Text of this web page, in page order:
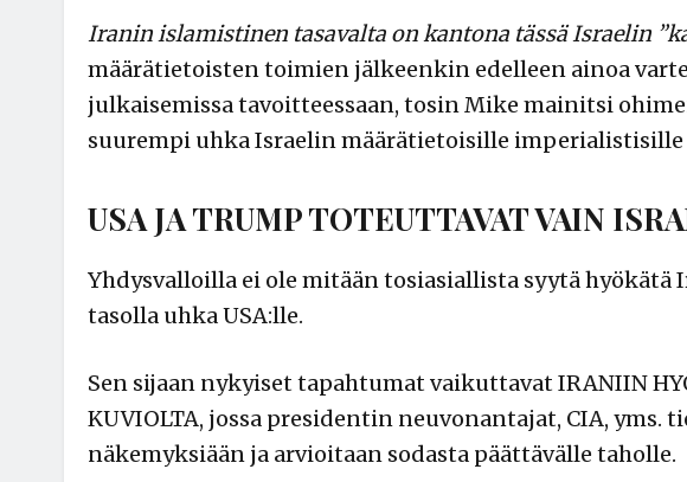
Iranin islamistinen tasavalta on kantona tässä Israelin
määrätietoisten toimien jälkeenkin edelleen ainoa
julkaisemissa tavoitteessaan, tosin Mike mainitsi
suurempi uhka Israelin määrätietoisille
USA JA TRUMP TOTEUTTAVAT VAIN
Yhdysvalloilla ei ole mitään tosiasiallista syytä hyökätä
tasolla uhka USA:lle.
Sen sijaan nykyiset tapahtumat vaikuttavat IRANIIN
KUVIOLTA, jossa presidentin neuvonantajat, CIA, yms.
näkemyksiään ja arvioitaan sodasta päättävälle taholle.